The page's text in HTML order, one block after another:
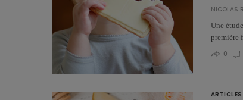
NICOLAS
Une
première
0
ARTICLES